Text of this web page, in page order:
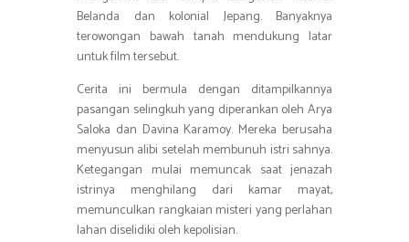
Belanda dan kolonial Jepang. Banyaknya
terowongan bawah tanah mendukung latar
untuk film tersebut.
Cerita ini bermula dengan ditampilkannya
pasangan selingkuh yang diperankan oleh Arya
Saloka dan Davina Karamoy. Mereka berusaha
menyusun alibi setelah membunuh istri sahnya.
Ketegangan mulai memuncak saat jenazah
istrinya menghilang dari kamar mayat,
memunculkan rangkaian misteri yang perlahan
lahan diselidiki oleh kepolisian.